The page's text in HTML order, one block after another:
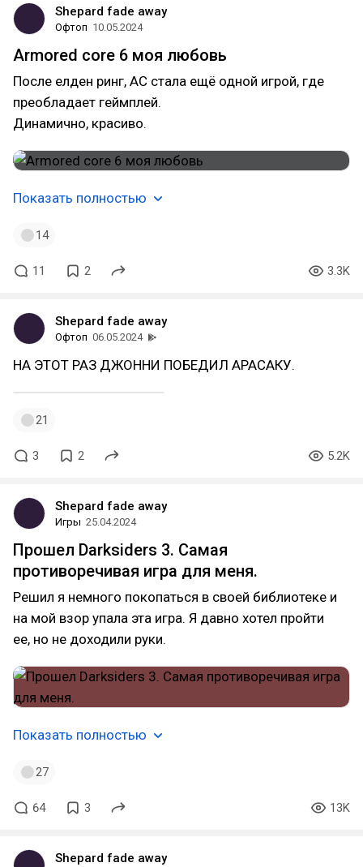
Shepard fade away
Офтоп 10.05.2024
Armored core 6 моя любовь
После елден ринг, АС стала ещё одной игрой, где
преобладает геймплей.
Динамично, красиво.
Показать полностью
14
11 2 3.3K
Shepard fade away
Офтоп 06.05.2024
НА ЭТОТ РАЗ ДЖОННИ ПОБЕДИЛ АРАСАКУ.
21
3 2 5.2K
Shepard fade away
Игры 25.04.2024
Прошел Darksiders 3. Самая
противоречивая игра для меня.
Решил я немного покопаться в своей библиотеке и
на мой взор упала эта игра. Я давно хотел пройти
ее, но не доходили руки.
Показать полностью
27
64 3 13K
Shepard fade away